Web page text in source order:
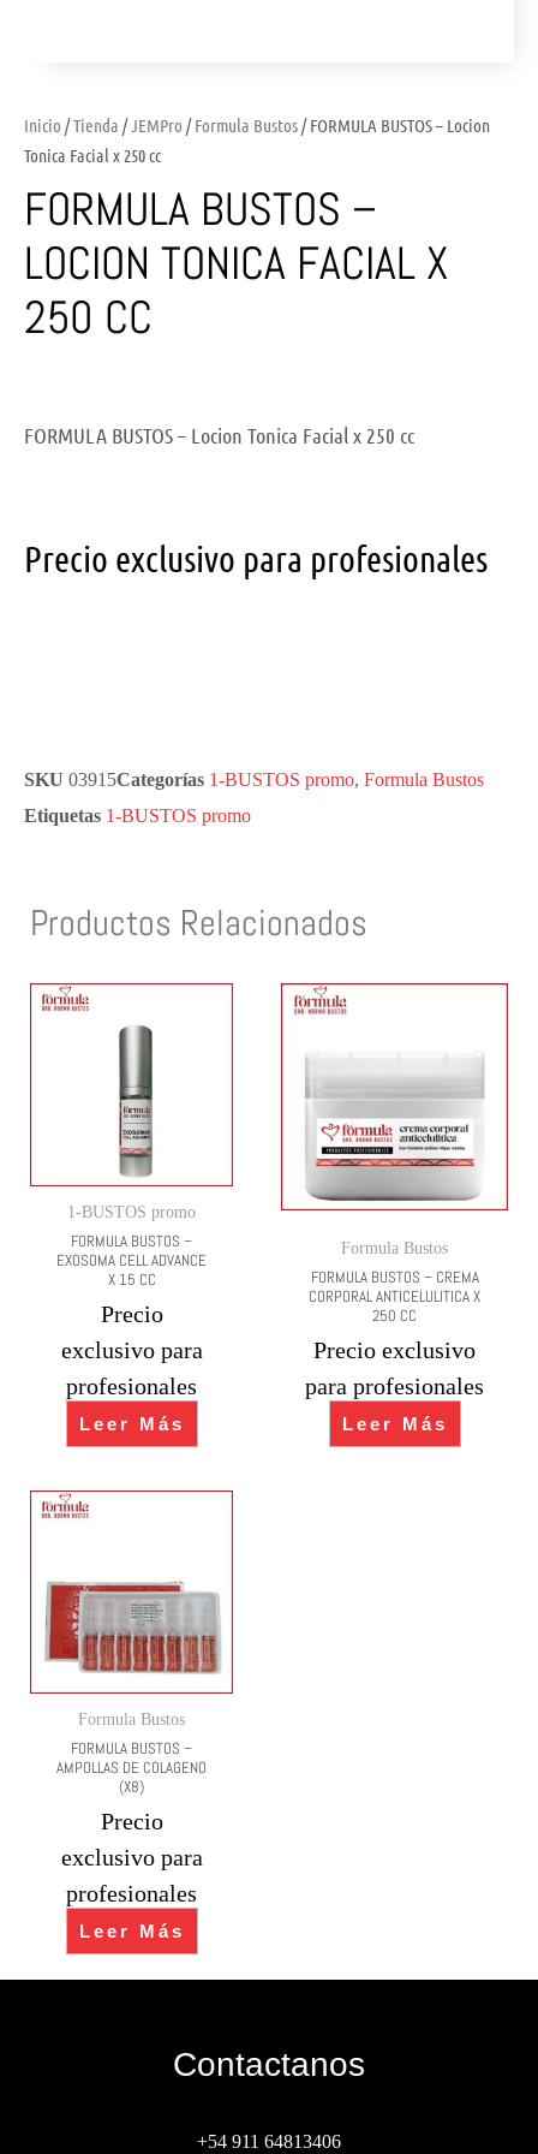
Inicio /Tienda /JEMPro /Formula Bustos/ FORMULA BUSTOS – Locion
Tonica Facial x 250 cc
FORMULA BUSTOS –
LOCION TONICA FACIAL X
250 CC
FORMULA BUSTOS – Locion Tonica Facial x 250 cc
Precio exclusivo para profesionales
SKU 03915Categorías 1-BUSTOS promo, Formula Bustos
Etiquetas 1-BUSTOS promo
Productos Relacionados
1-BUSTOS promo
FORMULA BUSTOS –
EXOSOMA CELL ADVANCE
X 15 CC
Precio
exclusivo para
profesionales
Leer Más
Formula Bustos
FORMULA BUSTOS – CREMA
CORPORAL ANTICELULITICA X
250 CC
Precio exclusivo
para profesionales
Leer Más
Formula Bustos
FORMULA BUSTOS –
AMPOLLAS DE COLAGENO
(X8)
Precio
exclusivo para
profesionales
Leer Más
Contactanos
+54 911 64813406